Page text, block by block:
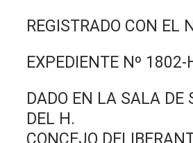
REGISTRADO CON EL
EXPEDIENTE Nº 1802-
DADO EN LA SALA DE
DEL H.
CONCEJO